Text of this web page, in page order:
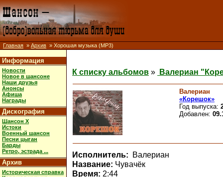
Главная » Архив » Хорошая музыка (MP3)
Информация
Новости
Новое в шансоне
Наши друзья
Анонсы
Афиша
Награды
Дискография
Шансон X
Истоки
Военный шансон
Песни цыган
Барды
Ретро, эстрада ...
Архив
Историческая справка
К списку альбомов » Валериан
Валериан
«Корешок»
Год выпуска:
Добавлен:
Исполнитель: Валериан
Название: Чувачёк
Время: 2:44